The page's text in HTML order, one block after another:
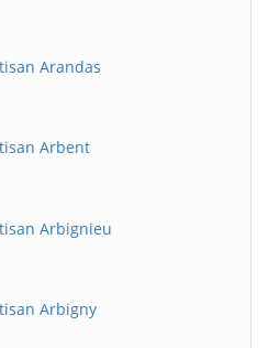
Arandas
Arbent
Arbignieu
Arbigny